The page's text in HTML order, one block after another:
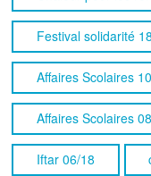
Festival solidarité
Affaires Scolaires
Affaires Scolaires
Iftar 06/18